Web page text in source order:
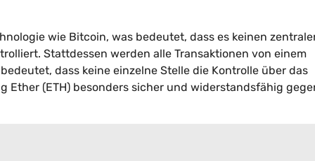
wie Bitcoin, was bedeutet, dass es keinen
Stattdessen werden alle Transaktionen von einem
dass keine einzelne Stelle die Kontrolle über das
Ether (ETH) besonders sicher und widerstandsfähig